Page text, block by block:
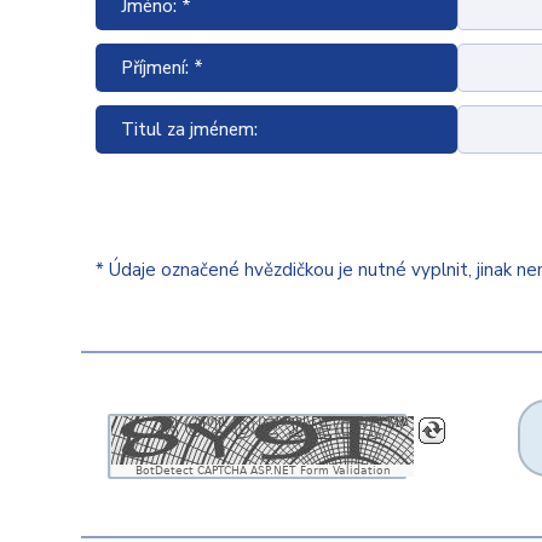
Jméno: *
Příjmení: *
Titul za jménem:
* Údaje označené hvězdičkou je nutné vyplnit, jinak
BotDetect CAPTCHA ASP.NET Form Validation